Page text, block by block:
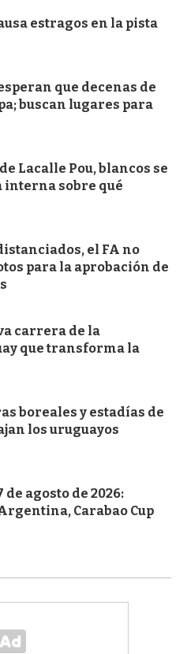
estragos en la pista
que decenas de
buscan lugares para
Lacalle Pou, blancos se
interna sobre qué
el FA no
para la aprobación de
carrera de la
que transforma la
boreales y estadías de
los uruguayos
agosto de 2026:
Carabao Cup